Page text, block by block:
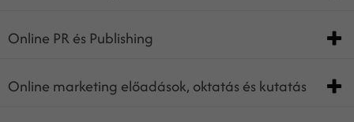
Online PR és Publishing
Online marketing előadások, oktatás és kutatás